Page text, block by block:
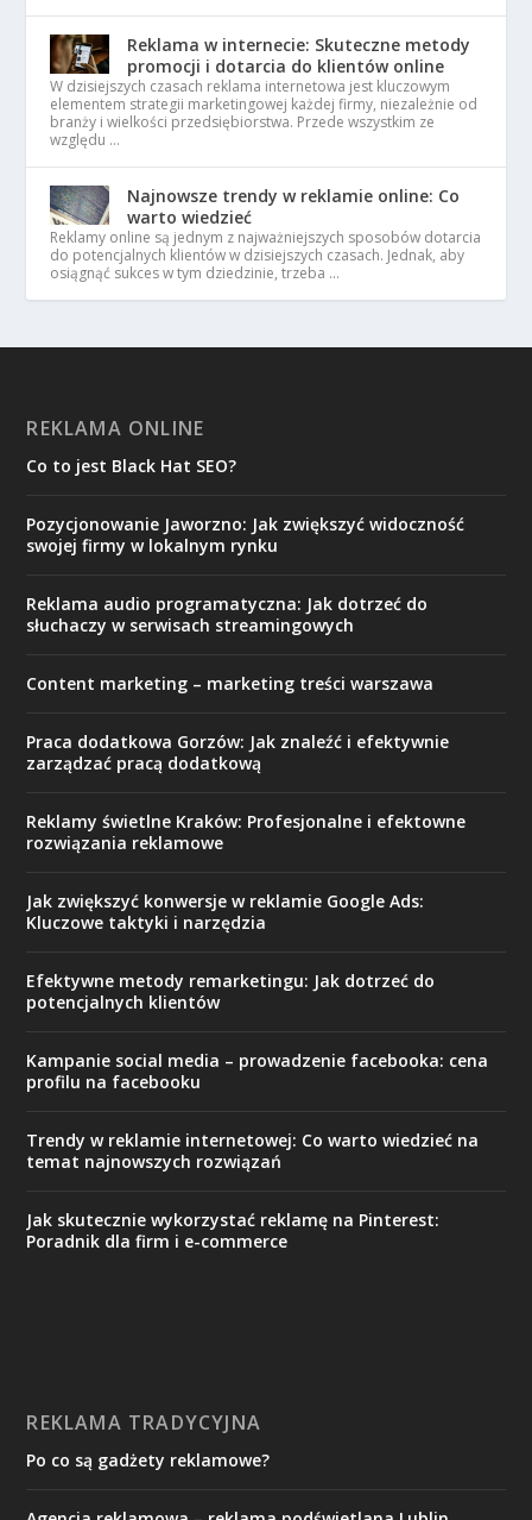
Reklama w internecie: Skuteczne metody
promocji i dotarcia do klientów online
W dzisiejszych czasach reklama internetowa jest kluczowym
elementem strategii marketingowej każdej firmy, niezależnie od
branży i wielkości przedsiębiorstwa. Przede wszystkim ze
względu …
Najnowsze trendy w reklamie online: Co
warto wiedzieć
Reklamy online są jednym z najważniejszych sposobów dotarcia
do potencjalnych klientów w dzisiejszych czasach. Jednak, aby
osiągnąć sukces w tym dziedzinie, trzeba …
REKLAMA ONLINE
Co to jest Black Hat SEO?
Pozycjonowanie Jaworzno: Jak zwiększyć widoczność
swojej firmy w lokalnym rynku
Reklama audio programatyczna: Jak dotrzeć do
słuchaczy w serwisach streamingowych
Content marketing – marketing treści warszawa
Praca dodatkowa Gorzów: Jak znaleźć i efektywnie
zarządzać pracą dodatkową
Reklamy świetlne Kraków: Profesjonalne i efektowne
rozwiązania reklamowe
Jak zwiększyć konwersje w reklamie Google Ads:
Kluczowe taktyki i narzędzia
Efektywne metody remarketingu: Jak dotrzeć do
potencjalnych klientów
Kampanie social media – prowadzenie facebooka: cena
profilu na facebooku
Trendy w reklamie internetowej: Co warto wiedzieć na
temat najnowszych rozwiązań
Jak skutecznie wykorzystać reklamę na Pinterest:
Poradnik dla firm i e-commerce
REKLAMA TRADYCYJNA
Po co są gadżety reklamowe?